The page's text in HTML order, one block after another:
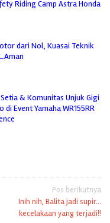
Riding Camp Astra Honda
dari Nol, Kuasai Teknik
& Komunitas Unjuk Gigi
Event Yamaha WR155RR
Pos berikutnya
Inih nih, Balita jadi supir…
kecelakaan yang terjadi!!